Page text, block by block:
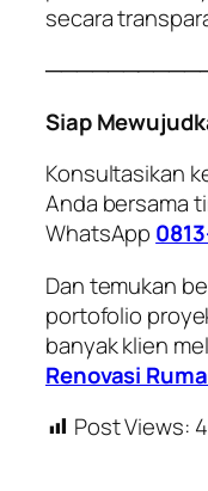
secara
Siap
Konsultasikan
Anda bersama
WhatsApp
Dan temukan
portofolio
banyak klien
Renovasi
Post Views: